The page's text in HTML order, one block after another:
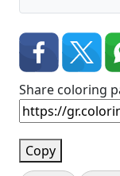
Share coloring
Copy